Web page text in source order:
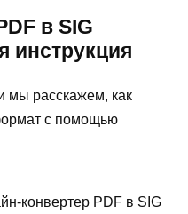
в SIG
инструкция
мы расскажем, как
с помощью
конвертер PDF в SIG